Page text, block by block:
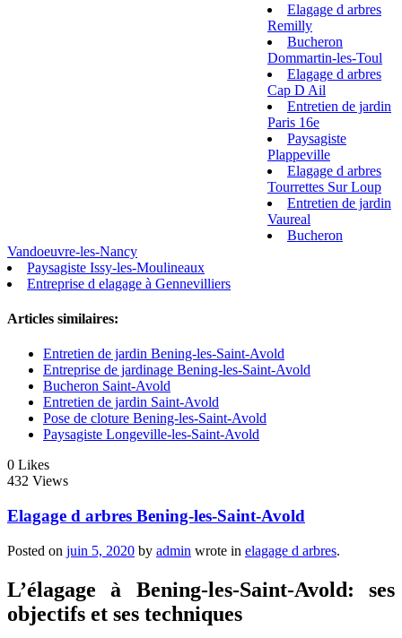
Elagage d arbres
Remilly
Bucheron
Dommartin-les-Toul
Elagage d arbres
Cap D Ail
Entretien de jardin
Paris 16e
Paysagiste
Plappeville
Elagage d arbres
Tourrettes Sur Loup
Entretien de jardin
Vaureal
Bucheron
Vandoeuvre-les-Nancy
Paysagiste Issy-les-Moulineaux
Entreprise d elagage à Gennevilliers
Articles similaires:
Entretien de jardin Bening-les-Saint-Avold
Entreprise de jardinage Bening-les-Saint-Avold
Bucheron Saint-Avold
Entretien de jardin Saint-Avold
Pose de cloture Bening-les-Saint-Avold
Paysagiste Longeville-les-Saint-Avold
0 Likes
432 Views
Elagage d arbres Bening-les-Saint-Avold
Posted on juin 5, 2020 by admin wrote in elagage d arbres.
L’élagage à Bening-les-Saint-Avold: ses
objectifs et ses techniques